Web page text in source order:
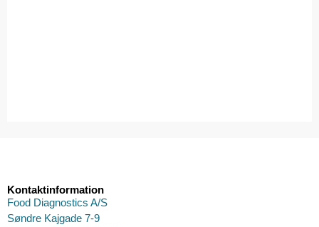
Kontaktinformation
Food Diagnostics A/S
Søndre Kajgade 7-9